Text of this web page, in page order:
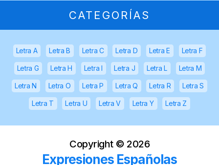
CATEGORÍAS
Letra A Letra B Letra C Letra D Letra E Letra F
Letra G Letra H Letra I Letra J Letra L Letra M
Letra N Letra O Letra P Letra Q Letra R Letra S
Letra T Letra U Letra V Letra Y Letra Z
Copyright © 2026
Expresiones Españolas